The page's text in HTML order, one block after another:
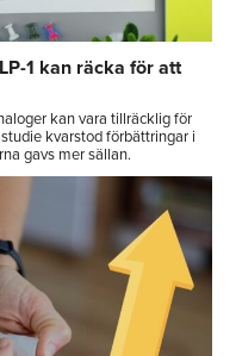
1 kan räcka för att
kan vara tillräcklig för
kvarstod förbättringar i
gavs mer sällan.